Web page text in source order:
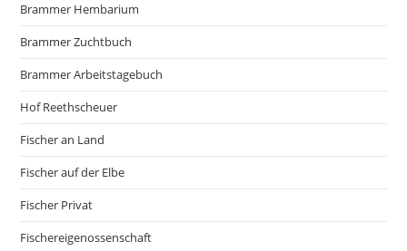
Brammer Hembarium
Brammer Zuchtbuch
Brammer Arbeitstagebuch
Hof Reethscheuer
Fischer an Land
Fischer auf der Elbe
Fischer Privat
Fischereigenossenschaft